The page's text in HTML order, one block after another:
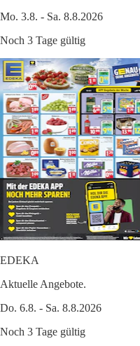
Mo. 3.8. - Sa. 8.8.2026
Noch 3 Tage gültig
EDEKA
Aktuelle Angebote.
Do. 6.8. - Sa. 8.8.2026
Noch 3 Tage gültig